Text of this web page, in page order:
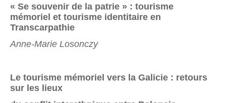
« Se souvenir de la patrie » : tourisme
mémoriel et tourisme identitaire en
Transcarpathie
Anne-Marie Losonczy
Le tourisme mémoriel vers la Galicie : retours
sur les lieux